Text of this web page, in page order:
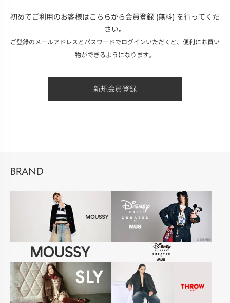
初めてご利用のお客様はこちらから会員登録 (無料) を行ってくだ
さい。
ご登録のメールアドレスとパスワードでログインいただくと、便利にお買い
物ができるようになります。
BRAND